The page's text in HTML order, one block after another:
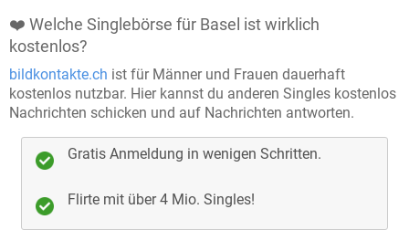
sicherzustellen, dass du nur echte Menschen
kennenlernst.
Echtheitschecks: Freiwillige Echtheitsprüfungen
bieten Ihnen die Möglichkeit, noch mehr
Keine Chance für Störenfriede: Wir sorgen dafür,
keinen Platz auf unserer Plattform haben und Sie
sich auf Bildkontakte sicher fühlen können.
❤️ Welche Singlebörse für Basel ist wirklich
kostenlos?
bildkontakte.ch ist für Männer und Frauen dauerhaft
kostenlos nutzbar. Hier kannst du anderen Singles kostenlos
Nachrichten schicken und auf Nachrichten antworten.
Gratis Anmeldung in wenigen Schritten.
Flirte mit über 4 Mio. Singles!